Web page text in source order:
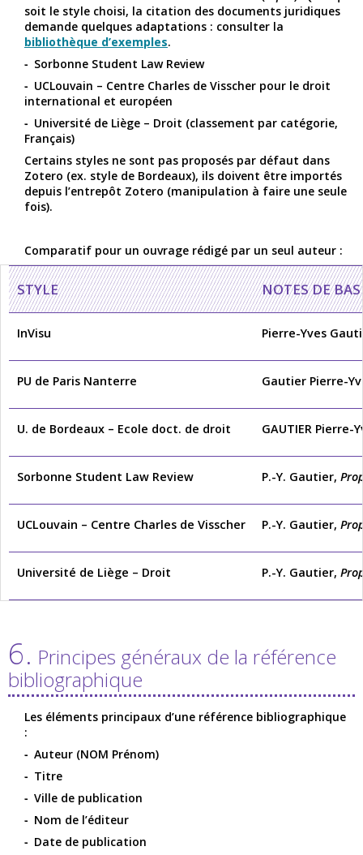
soit le style choisi, la citation des documents juridiques
demande quelques adaptations : consulter la
bibliothèque d’exemples.
Sorbonne Student Law Review
UCLouvain – Centre Charles de Visscher pour le droit
international et européen
Université de Liège – Droit (classement par catégorie,
Français)
Certains styles ne sont pas proposés par défaut dans
Zotero (ex. style de Bordeaux), ils doivent être importés
depuis l’entrepôt Zotero (manipulation à faire une seule
fois).
Comparatif pour un ouvrage rédigé par un seul auteur :
STYLE NOTES DE
InVisu Pierre-Yves
PU de Paris Nanterre Gautier Pierre-
U. de Bordeaux – Ecole doct. de droit GAUTIER Pierre-
Sorbonne Student Law Review P.-Y. Gautier,
UCLouvain – Centre Charles de Visscher P.-Y. Gautier,
Université de Liège – Droit P.-Y. Gautier,
6. Principes généraux de la référence
bibliographique
Les éléments principaux d’une référence bibliographique
:
Auteur (NOM Prénom)
Titre
Ville de publication
Nom de l’éditeur
Date de publication